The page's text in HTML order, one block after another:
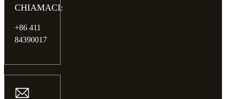
CHIAMACI:
+86 411
84390017